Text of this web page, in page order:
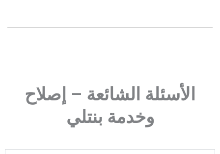
الأسئلة الشائعة – إصلاح
وخدمة بنتلي